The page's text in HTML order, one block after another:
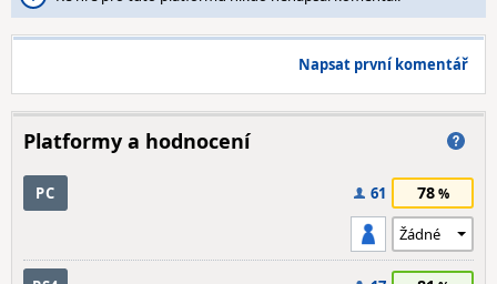
Napsat první komentář
Platformy a hodnocení
PC 61 78